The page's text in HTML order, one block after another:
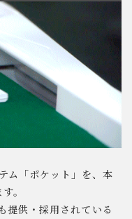
ム「ポケット」を、本
。
提供・採用されている